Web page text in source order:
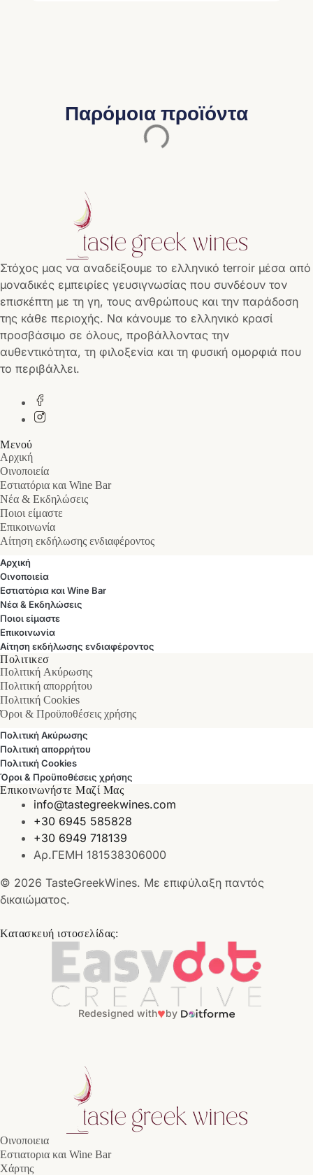
Παρόμοια προϊόντα
Στόχος μας να αναδείξουμε το ελληνικό terroir μέσα από
μοναδικές εμπειρίες γευσιγνωσίας που συνδέουν τον
επισκέπτη με τη γη, τους ανθρώπους και την παράδοση
της κάθε περιοχής. Να κάνουμε το ελληνικό κρασί
προσβάσιμο σε όλους, προβάλλοντας την
αυθεντικότητα, τη φιλοξενία και τη φυσική ομορφιά που
το περιβάλλει.
Μενού
Αρχική
Οινοποιεία
Εστιατόρια και Wine Bar
Νέα & Εκδηλώσεις
Ποιοι είμαστε
Επικοινωνία
Αίτηση εκδήλωσης ενδιαφέροντος
Αρχική
Οινοποιεία
Εστιατόρια και Wine Bar
Νέα & Εκδηλώσεις
Ποιοι είμαστε
Επικοινωνία
Αίτηση εκδήλωσης ενδιαφέροντος
Πολιτικεσ
Πολιτική Ακύρωσης
Πολιτική απορρήτου
Πολιτική Cookies
Όροι & Προϋποθέσεις χρήσης
Πολιτική Ακύρωσης
Πολιτική απορρήτου
Πολιτική Cookies
Όροι & Προϋποθέσεις χρήσης
Επικοινωνήστε Μαζί Μας
info@tastegreekwines.com
+30 6945 585828
+30 6949 718139
Αρ.ΓΕΜΗ 181538306000
© 2026 TasteGreekWines. Με επιφύλαξη παντός
δικαιώματος.
Κατασκευή ιστοσελίδας:
Redesigned with♥by
Οινοποιεια
Εστιατορια και Wine Bar
Χάρτης